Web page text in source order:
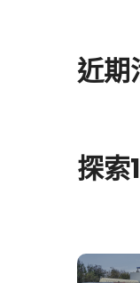
近期
探索